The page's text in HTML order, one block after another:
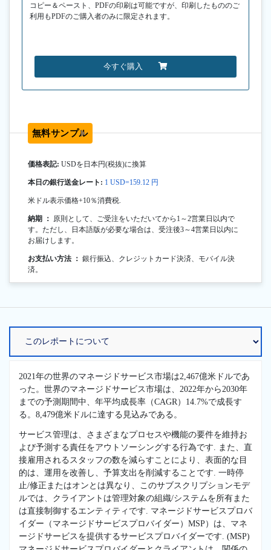
コピー＆ペースト、PDFの印刷は可能ですが、印刷したもののご
利用もPDFのご購入者のみに限定されます。
今すぐ購入
無料サンプル
価格表記: USDを日本円(税抜)に換算
本日の銀行送金レート: 1 USD=159.12 円
米ドル表示価格+10％消費税.
納期 ： 原則として、ご受注をいただいてから1～2営業日以内で
す。ただし、日本語版が必要な場合は、受注後3～4営業日以内に
お届けします。
お支払い方法 ： 銀行振込、クレジットカード決済、モバイル決
済。
2021年の世界のマネージドサービス市場は2,467億米ドルであ
った。世界のマネージドサービス市場は、2022年から2030年
までの予測期間中、年平均成長率（CAGR）14.7%で成長す
る。8,479億米ドルに達する見込みである。
サービス管理は、さまざまなプロセスや機能の要件を維持お
よび予測する責任をアウトソーシングする行為です. また、直
接雇用されるスタッフの数を減らすことにより、表面的な目
的は、運用を改善し、予算支出を削減することです. 一時停
止/修正またはオンとは異なり、このサブスクリプションモデ
ルでは、クライアントは管理対象の組織/システムを所有また
は直接制御するエンティティです. マネージドサービスプロバ
イダー（マネージドサービスプロバイダー）MSP）は、マネ
ージドサービスを提供するサービスプロバイダーです. (MSP)